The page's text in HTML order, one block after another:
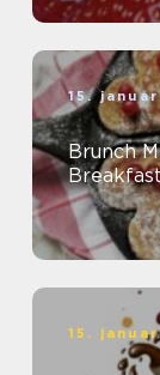
15.
Brunch
15.